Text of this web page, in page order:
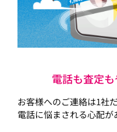
電話も査定
お客様へのご連絡は1社
電話に悩まされる心配が